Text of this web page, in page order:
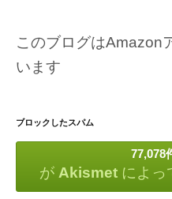
このブログはAmazon
います
ブロックしたスパム
77,078
が Akismetによっ